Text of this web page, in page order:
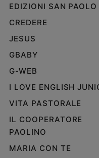
EDIZIONI SAN PAOLO
CREDERE
JESUS
GBABY
G-WEB
I LOVE ENGLISH
VITA PASTORALE
IL COOPERATORE
PAOLINO
MARIA CON TE